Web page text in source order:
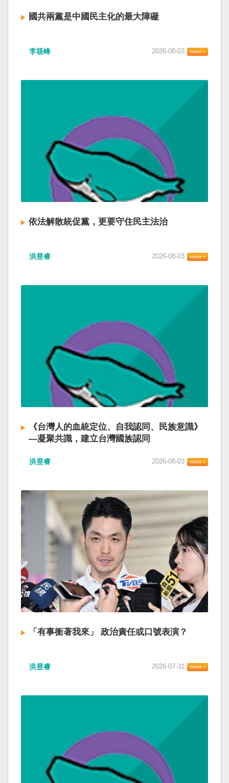
國共兩黨是中國民主化的最大障礙
李筱峰 2026-08-03
依法解散統促黨，更要守住民主法治
洪昱睿 2026-08-03
《台灣人的血統定位、自我認同、民族意識》
—凝聚共識，建立台灣國族認同
洪昱睿 2026-08-03
「有事衝著我來」 政治責任或口號表演？
洪昱睿 2026-07-31